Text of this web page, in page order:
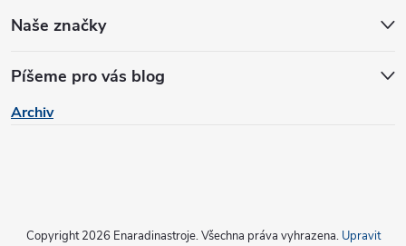
Naše značky
Píšeme pro vás blog
Archiv
Copyright 2026 Enaradinastroje. Všechna práva vyhrazena. Upravit